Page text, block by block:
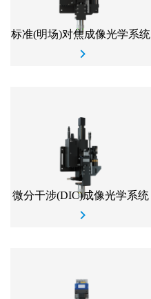
标准(明场)对焦成像光学系统
微分干涉(DIC)成像光学系统